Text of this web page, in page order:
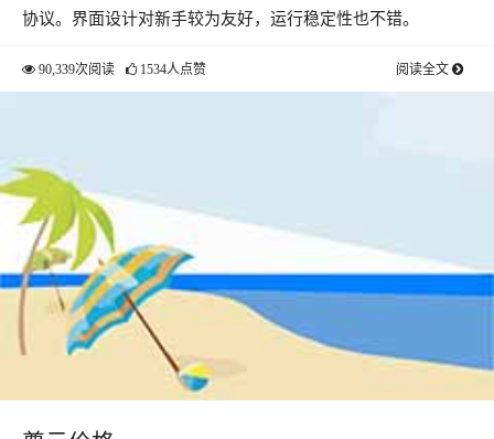
协议。界面设计对新手较为友好，运行稳定性也不错。
90,339次阅读 1534人点赞 阅读全文